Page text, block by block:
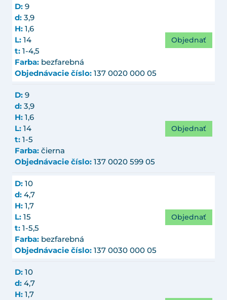
D: 9
d: 3,9
H: 1,6
L: 14
t: 1-4,5
Farba: bezfarebná
Objednávacie číslo: 137 0020 000 05
Objednať
D: 9
d: 3,9
H: 1,6
L: 14
t: 1-5
Farba: čierna
Objednávacie číslo: 137 0020 599 05
Objednať
D: 10
d: 4,7
H: 1,7
L: 15
t: 1-5,5
Farba: bezfarebná
Objednávacie číslo: 137 0030 000 05
Objednať
D: 10
d: 4,7
H: 1,7